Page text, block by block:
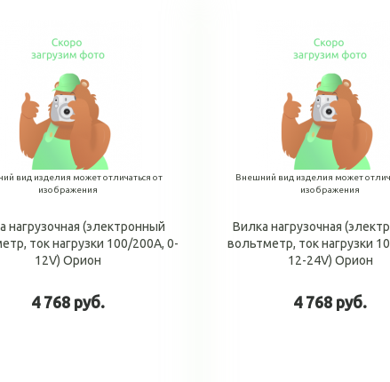
вид изделия может отличаться от
изображения
нагрузочная (электронный
ток нагрузки 100/200А, 0-
12V) Орион
4 768 руб.
Внешний вид изделия может
изображения
Вилка нагрузочная
вольтметр, ток нагрузки
12-24V) Орион
4 768 руб.